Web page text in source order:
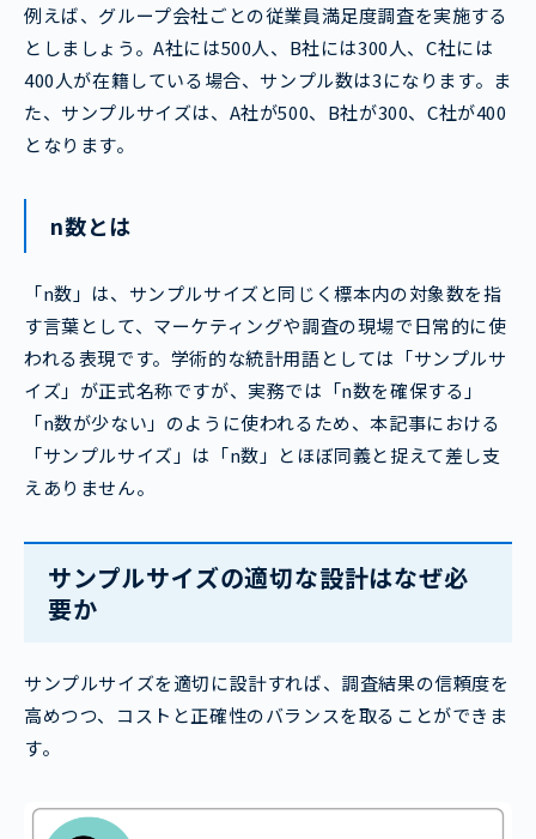
例えば、グループ会社ごとの従業員満足度調査を実施する
としましょう。A社には500人、B社には300人、C社には
400人が在籍している場合、サンプル数は3になります。ま
た、サンプルサイズは、A社が500、B社が300、C社が400
となります。
n数とは
「n数」は、サンプルサイズと同じく標本内の対象数を指
す言葉として、マーケティングや調査の現場で日常的に使
われる表現です。学術的な統計用語としては「サンプルサ
イズ」が正式名称ですが、実務では「n数を確保する」
「n数が少ない」のように使われるため、本記事における
「サンプルサイズ」は「n数」とほぼ同義と捉えて差し支
えありません。
サンプルサイズの適切な設計はなぜ必
要か
サンプルサイズを適切に設計すれば、調査結果の信頼度を
高めつつ、コストと正確性のバランスを取ることができま
す。